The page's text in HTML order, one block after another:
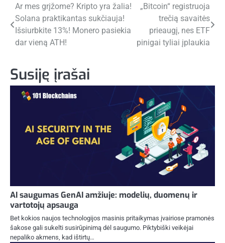
Navigacija
tarp
įrašų
Ar mes grįžome? Kripto yra žalia!
Solana praktikantas sukčiauja!
Išsiurbkite 13%! Monero pasiekia
dar vieną ATH!
„Bitcoin“ registruoja
trečią savaitės
prieaugį, nes ETF
pinigai tyliai įplaukia
Susiję įrašai
AI saugumas GenAI amžiuje: modelių, duomenų ir
vartotojų apsauga
Bet kokios naujos technologijos masinis pritaikymas įvairiose pramonės
šakose gali sukelti susirūpinimą dėl saugumo. Piktybiški veikėjai
nepaliko akmens, kad ištirtų…